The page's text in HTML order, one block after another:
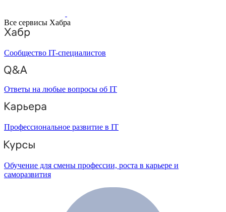
Все сервисы Хабра
Сообщество IT-специалистов
Ответы на любые вопросы об IT
Профессиональное развитие в IT
Обучение для смены профессии, роста в карьере и
саморазвития